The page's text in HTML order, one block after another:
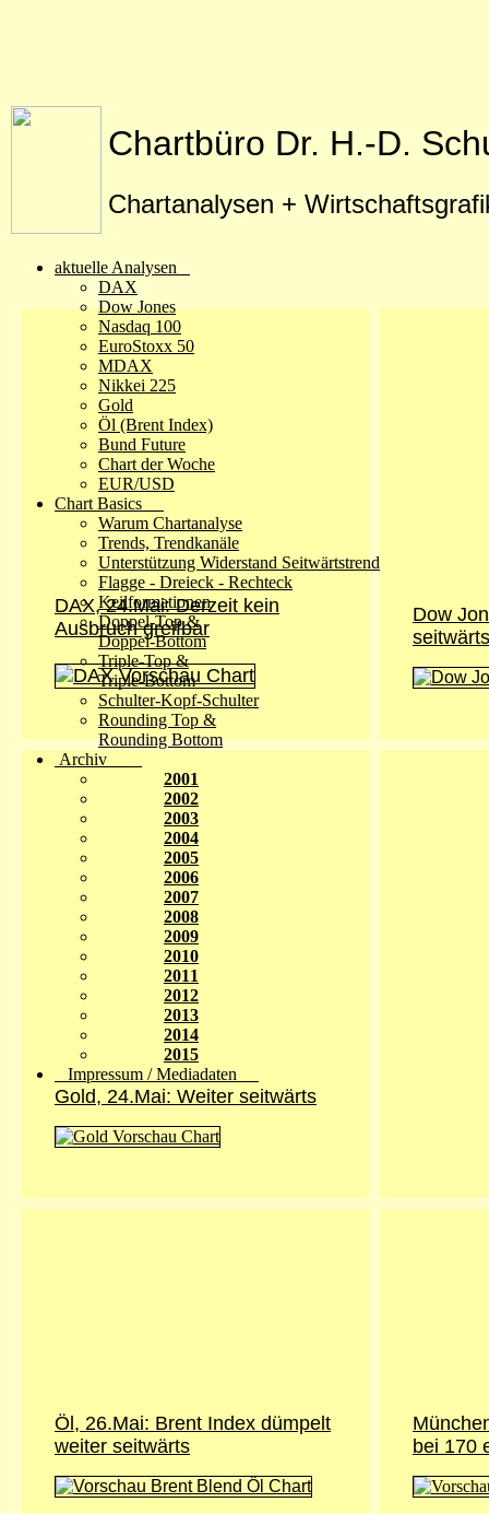
Chartbüro Dr. H.-D.
Chartanalysen +
aktuelle Analysen
DAX
Dow Jones
Nasdaq 100
EuroStoxx 50
MDAX
Nikkei 225
Gold
Öl (Brent Index)
Bund Future
Chart der Woche
EUR/USD
Chart Basics
Warum Chartanalyse
Trends, Trendkanäle
Unterstützung Widerstand Seitwärtstrend
Flagge - Dreieck - Rechteck
Keilformationen
Doppel-Top &
Doppel-Bottom
Triple-Top &
Triple-Bottom
Schulter-Kopf-Schulter
Rounding Top &
Rounding Bottom
Archiv
2001
2002
2003
2004
2005
2006
2007
2008
2009
2010
2011
2012
2013
2014
2015
Impressum / Mediadaten
DAX, 24.Mai: Derzeit kein
Ausbruch greifbar
Dow
Gold, 24.Mai: Weiter seitwärts
Öl, 26.Mai: Brent Index dümpelt
weiter seitwärts
bei 170